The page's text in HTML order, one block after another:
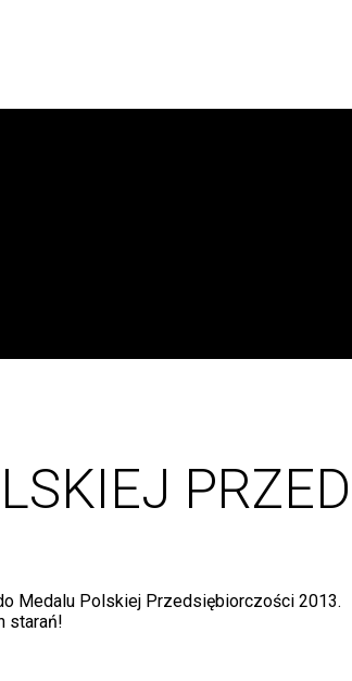
Medalu Polskiej Przedsiębiorczości 2013.
starań!